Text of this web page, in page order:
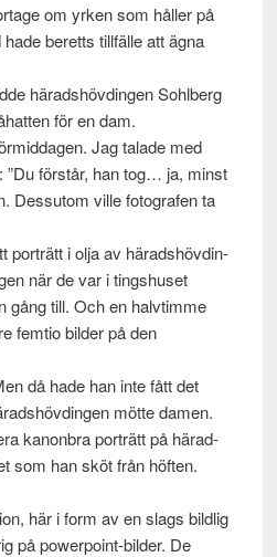
om yrken som håller på
beretts tillfälle att ägna
härad­shövdin­gen Sohlberg
för en dam.
Jag talade med
”Du förstår, han tog… ja, minst
Dessu­tom ville fotografen ta
porträtt i olja av härad­shövdin­
när de var i ting­shuset
gång till. Och en halv­timme
fem­tio bilder på den
då hade han inte fått det
mötte damen.
kanon­bra porträtt på härad­
som han sköt från höften.
här i form av en slags bildlig
på powerpoint-bilder. De